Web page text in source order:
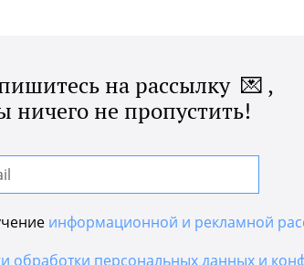
на рассылку 💌 ,
ничего не пропустить!
информационной и рекламной
обработки персональных данных и